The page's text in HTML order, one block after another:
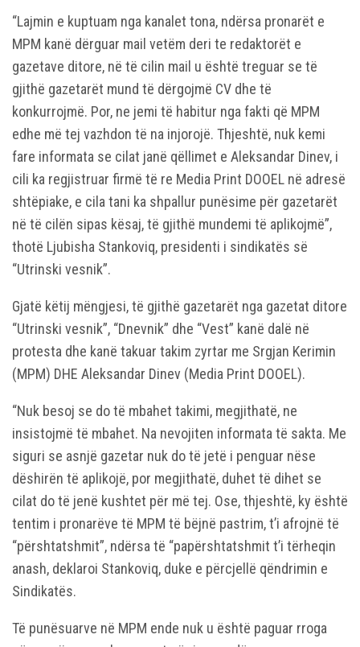
“Lajmin e kuptuam nga kanalet tona, ndërsa pronarët e
MPM kanë dërguar mail vetëm deri te redaktorët e
gazetave ditore, në të cilin mail u është treguar se të
gjithë gazetarët mund të dërgojmë CV dhe të
konkurrojmë. Por, ne jemi të habitur nga fakti që MPM
edhe më tej vazhdon të na injorojë. Thjeshtë, nuk kemi
fare informata se cilat janë qëllimet e Aleksandar Dinev, i
cili ka regjistruar firmë të re Media Print DOOEL në adresë
shtëpiake, e cila tani ka shpallur punësime për gazetarët
në të cilën sipas kësaj, të gjithë mundemi të aplikojmë”,
thotë Ljubisha Stankoviq, presidenti i sindikatës së
“Utrinski vesnik”.
Gjatë këtij mëngjesi, të gjithë gazetarët nga gazetat ditore
“Utrinski vesnik”, “Dnevnik” dhe “Vest” kanë dalë në
protesta dhe kanë takuar takim zyrtar me Srgjan Kerimin
(MPM) DHE Aleksandar Dinev (Media Print DOOEL).
“Nuk besoj se do të mbahet takimi, megjithatë, ne
insistojmë të mbahet. Na nevojiten informata të sakta. Me
siguri se asnjë gazetar nuk do të jetë i penguar nëse
dëshirën të aplikojë, por megjithatë, duhet të dihet se
cilat do të jenë kushtet për më tej. Ose, thjeshtë, ky është
tentim i pronarëve të MPM të bëjnë pastrim, t’i afrojnë të
“përshtatshmit”, ndërsa të “papërshtatshmit t’i tërheqin
anash, deklaroi Stankoviq, duke e përcjellë qëndrimin e
Sindikatës.
Të punësuarve në MPM ende nuk u është paguar rroga